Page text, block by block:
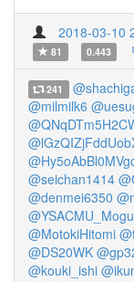
2018-03-10
81
0.443
241
@milmilk6
@seichan1414
@denmei6350
@MotokiHitomi
@DS20WK
@kouki_ishi